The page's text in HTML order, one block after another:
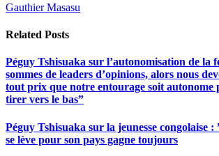
Gauthier Masasu
Related Posts
Péguy Tshisuaka sur l’autonomisation de la
sommes de leaders d’opinions, alors nous
tout prix que notre entourage soit autonome
tirer vers le bas”
Péguy Tshisuaka sur la jeunesse congolaise :
se lève pour son pays gagne toujours